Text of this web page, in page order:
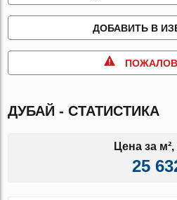
ДОБАВИТЬ В
ДУБАЙ - СТАТИСТИКА
Цена за
25